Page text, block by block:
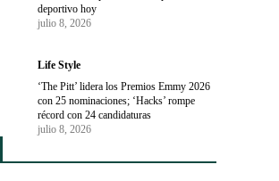
deportivo hoy
julio 8, 2026
Life Style
‘The Pitt’ lidera los Premios Emmy 2026
con 25 nominaciones; ‘Hacks’ rompe
récord con 24 candidaturas
julio 8, 2026